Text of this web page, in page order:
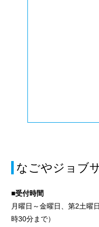
なごやジョブ
■受付時間
月曜日～金曜日、第2土
時30分まで）